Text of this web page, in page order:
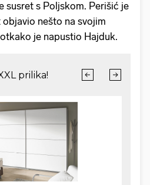
susret s Poljskom. Perišić je
nešto na svojim
je napustio Hajduk.